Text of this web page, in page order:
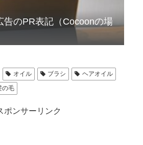
告のPR表記（Cocoonの場
オイル ブラシ
ヘアオイル
の毛
ポンサーリンク